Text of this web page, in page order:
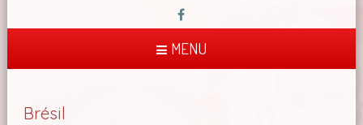
MENU
Brésil